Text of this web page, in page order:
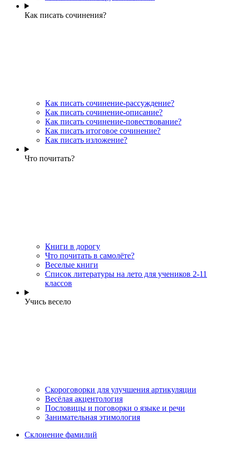
Как писать сочинения?
Как писать сочинение-рассуждение?
Как писать сочинение-описание?
Как писать сочинение-повествование?
Как писать итоговое сочинение?
Как писать изложение?
Что почитать?
Книги в дорогу
Что почитать в самолёте?
Веселые книги
Cписок литературы на лето для учеников 2-11
классов
Учись весело
Скороговорки для улучшения артикуляции
Весёлая акцентология
Пословицы и поговорки о языке и речи
Занимательная этимология
Склонение фамилий